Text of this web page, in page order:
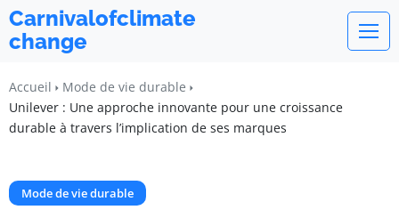
Carnivalofclimate
change
Accueil
Mode de vie durable
Unilever : Une approche innovante pour une croissance
durable à travers l’implication de ses marques
Mode de vie durable